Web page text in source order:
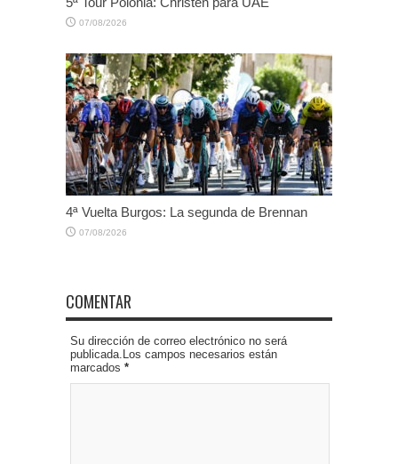
07/08/2026
4ª Vuelta Burgos: La segunda de Brennan
07/08/2026
COMENTAR
Su dirección de correo electrónico no será
publicada.Los campos necesarios están
marcados *